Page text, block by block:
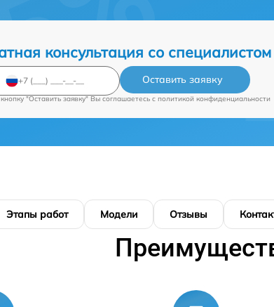
консультация со специалистом
Оставить заявку
"Оставить заявку" Вы соглашаетесь c политикой конфиденциальности
Этапы работ Модели Отзывы